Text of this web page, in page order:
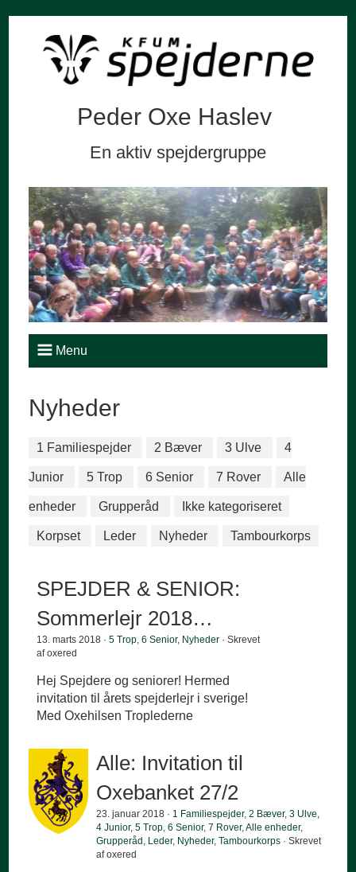
Peder Oxe Haslev
En aktiv spejdergruppe
Menu
Nyheder
1 Familiespejder 2 Bæver 3 Ulve 4
Junior 5 Trop 6 Senior 7 Rover Alle
enheder Grupperåd Ikke kategoriseret
Korpset Leder Nyheder Tambourkorps
SPEJDER & SENIOR:
Sommerlejr 2018…
13. marts 2018 ·5 Trop,6 Senior, Nyheder · Skrevet
af oxered
Hej Spejdere og seniorer! Hermed
invitation til årets spejderlejr i sverige!
Med Oxehilsen Troplederne
Alle: Invitation til
Oxebanket 27/2
23. januar 2018 · 1 Familiespejder,2 Bæver,3 Ulve,
4 Junior,5 Trop,6 Senior,7 Rover,Alle enheder,
Grupperåd , Leder, Nyheder,Tambourkorps · Skrevet
af oxered